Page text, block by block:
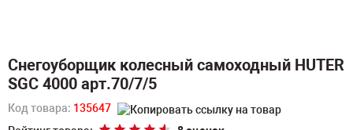
Снегоуборщик колесный самоходный HUTER
SGC 4000 арт.70/7/5
Код товара: 135647